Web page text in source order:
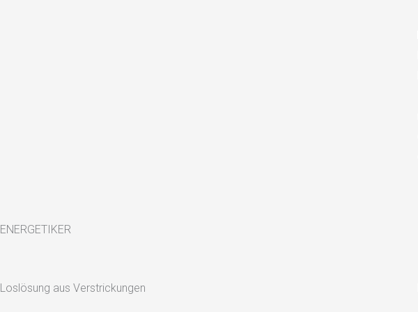
ENERGETIKER
Loslösung aus Verstrickungen